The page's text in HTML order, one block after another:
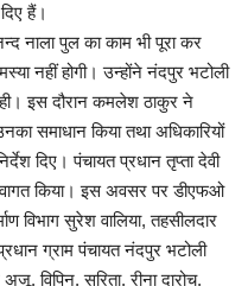
हैं।
नाला पुल का काम भी पूरा कर
नहीं होगी। उन्होंने नंदपुर भटोली
इस दौरान कमलेश ठाकुर ने
समाधान किया तथा अधिकारियों
दिए। पंचायत प्रधान तृप्ता देवी
किया। इस अवसर पर डीएफओ
विभाग सुरेश वालिया, तहसीलदार
ग्राम पंचायत नंदपुर भटोली
विपिन, सरिता, रीना दारोच,